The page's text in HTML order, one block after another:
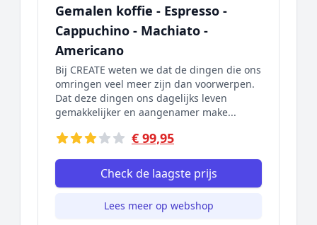
Gemalen koffie - Espresso -
Cappuchino - Machiato -
Americano
Bij CREATE weten we dat de dingen die ons
omringen veel meer zijn dan voorwerpen.
Dat deze dingen ons dagelijks leven
gemakkelijker en aangenamer make...
€ 99,95
Check de laagste prijs
Lees meer op webshop